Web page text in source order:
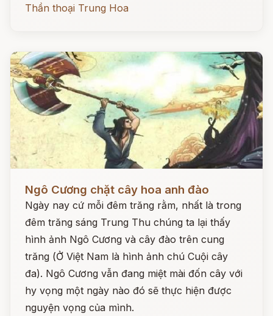
Thần thoại Trung Hoa
Ngô Cương chặt cây hoa anh đào
Ngày nay cứ mỗi đêm trăng rằm, nhất là trong
đêm trăng sáng Trung Thu chúng ta lại thấy
hình ảnh Ngô Cương và cây đào trên cung
trăng (Ở Việt Nam là hình ảnh chú Cuội cây
đa). Ngô Cương vẫn đang miệt mài đốn cây với
hy vọng một ngày nào đó sẽ thực hiện được
nguyện vọng của mình.